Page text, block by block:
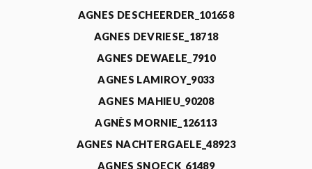
AGNES DESCHEERDER_101658
AGNES DEVRIESE_18718
AGNES DEWAELE_7910
AGNES LAMIROY_9033
AGNES MAHIEU_90208
AGNÈS MORNIE_126113
AGNES NACHTERGAELE_48923
AGNES SNOECK_61489